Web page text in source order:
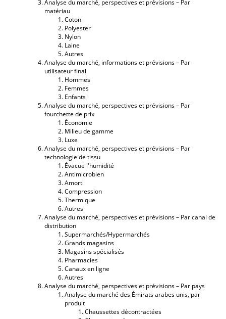
Analyse du marché, perspectives et prévisions – Par
matériau
Coton
Polyester
Nylon
Laine
Autres
Analyse du marché, informations et prévisions – Par
utilisateur final
Hommes
Femmes
Enfants
Analyse du marché, perspectives et prévisions – Par
fourchette de prix
Économie
Milieu de gamme
Luxe
Analyse du marché, perspectives et prévisions – Par
technologie de tissu
Évacue l'humidité
Antimicrobien
Amorti
Compression
Thermique
Autres
Analyse du marché, perspectives et prévisions – Par canal de
distribution
Supermarchés/Hypermarchés
Grands magasins
Magasins spécialisés
Pharmacies
Canaux en ligne
Autres
Analyse du marché, perspectives et prévisions – Par pays
Analyse du marché des Émirats arabes unis, par
produit
Chaussettes décontractées